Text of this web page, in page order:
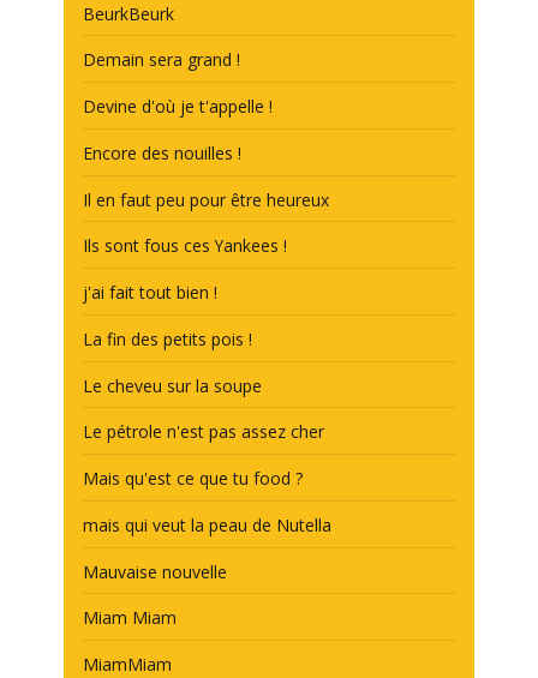
BeurkBeurk
Demain sera grand !
Devine d'où je t'appelle !
Encore des nouilles !
Il en faut peu pour être heureux
Ils sont fous ces Yankees !
j'ai fait tout bien !
La fin des petits pois !
Le cheveu sur la soupe
Le pétrole n'est pas assez cher
Mais qu'est ce que tu food ?
mais qui veut la peau de Nutella
Mauvaise nouvelle
Miam Miam
MiamMiam